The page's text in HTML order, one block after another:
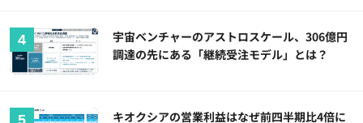
宇宙ベンチャーのアストロスケール、306億円
調達の先にある「継続受注モデル」とは？
キオクシアの営業利益はなぜ前四半期比4倍に